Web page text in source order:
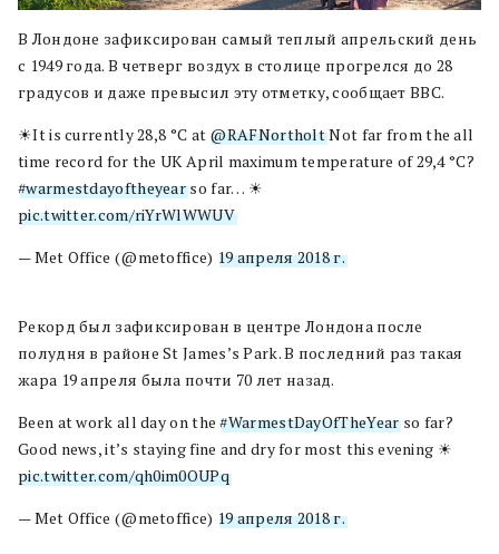
В Лондоне зафиксирован самый теплый апрельский день
с 1949 года. В четверг воздух в столице прогрелся до 28
градусов и даже превысил эту отметку, сообщает BBC.
☀It is currently 28,8 °C at @RAFNortholtNot far from the all
time record for the UK April maximum temperature of 29,4 °C?
#warmestdayoftheyearso far… ☀
pic.twitter.com/riYrWlWWUV
— Met Office (@metoffice) 19 апреля 2018 г.
Рекорд был зафиксирован в центре Лондона после
полудня в районе St James’s Park. В последний раз такая
жара 19 апреля была почти 70 лет назад.
Been at work all day on the#WarmestDayOfTheYearso far?
Good news, it’s staying fine and dry for most this evening ☀
pic.twitter.com/qh0im0OUPq
— Met Office (@metoffice) 19 апреля 2018 г.